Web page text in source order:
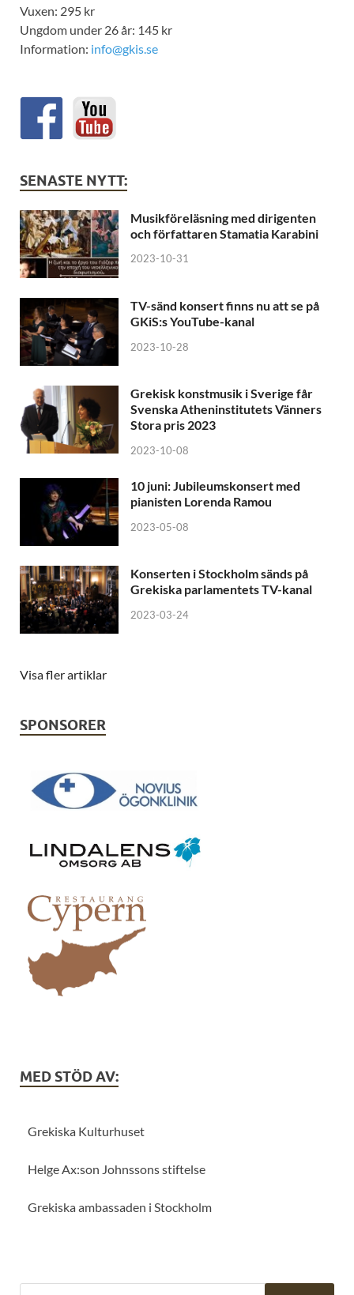
Vuxen: 295 kr
Ungdom under 26 år: 145 kr
Information: info@gkis.se
SENASTE NYTT:
Musikföreläsning med dirigenten
och författaren Stamatia Karabini
2023-10-31
TV-sänd konsert finns nu att se på
GKiS:s YouTube-kanal
2023-10-28
Grekisk konstmusik i Sverige får
Svenska Atheninstitutets Vänners
Stora pris 2023
2023-10-08
10 juni: Jubileumskonsert med
pianisten Lorenda Ramou
2023-05-08
Konserten i Stockholm sänds på
Grekiska parlamentets TV-kanal
2023-03-24
Visa fler artiklar
SPONSORER
MED STÖD AV:
Grekiska Kulturhuset
Helge Ax:son Johnssons stiftelse
Grekiska ambassaden i Stockholm